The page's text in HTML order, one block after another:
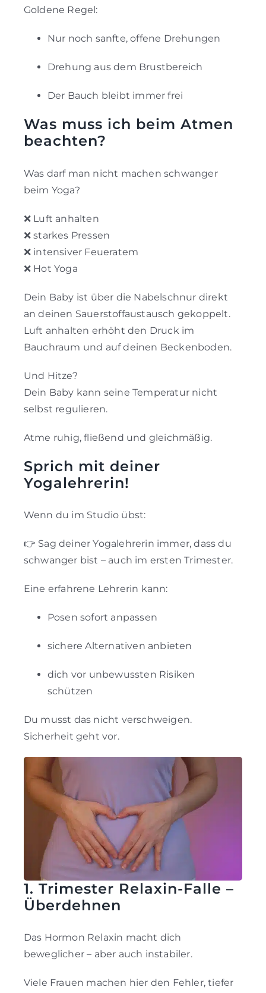
Goldene Regel:
Nur noch sanfte, offene Drehungen
Drehung aus dem Brustbereich
Der Bauch bleibt immer frei
Was muss ich beim Atmen
beachten?
Was darf man nicht machen schwanger
beim Yoga?
❌ Luft anhalten
❌ starkes Pressen
❌ intensiver Feueratem
❌ Hot Yoga
Dein Baby ist über die Nabelschnur direkt
an deinen Sauerstoffaustausch gekoppelt.
Luft anhalten erhöht den Druck im
Bauchraum und auf deinen Beckenboden.
Und Hitze?
Dein Baby kann seine Temperatur nicht
selbst regulieren.
Atme ruhig, fließend und gleichmäßig.
Sprich mit deiner
Yogalehrerin!
Wenn du im Studio übst:
👉 Sag deiner Yogalehrerin immer, dass du
schwanger bist – auch im ersten Trimester.
Eine erfahrene Lehrerin kann:
Posen sofort anpassen
sichere Alternativen anbieten
dich vor unbewussten Risiken
schützen
Du musst das nicht verschweigen.
Sicherheit geht vor.
1. Trimester Relaxin-Falle –
Überdehnen
Das Hormon Relaxin macht dich
beweglicher – aber auch instabiler.
Viele Frauen machen hier den Fehler, tiefer